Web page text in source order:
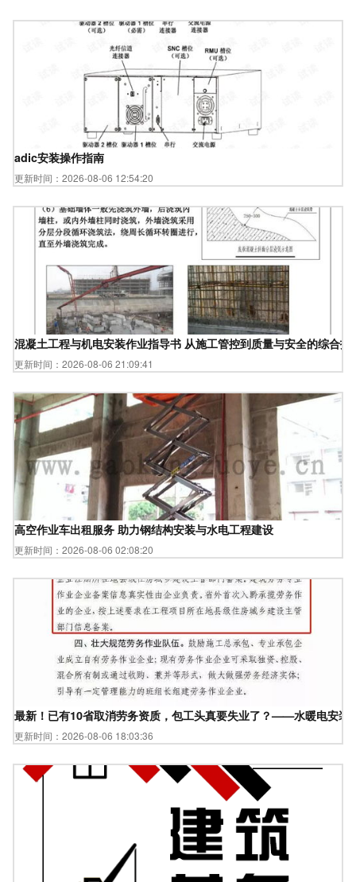
adic安装操作指南
更新时间：2026-08-06 12:54:20
混凝土工程与机电安装作业指导书 从施工管控到质量与安全的综合指
更新时间：2026-08-06 21:09:41
高空作业车出租服务 助力钢结构安装与水电工程建设
更新时间：2026-08-06 02:08:20
最新！已有10省取消劳务资质，包工头真要失业了？——水暖电安装
更新时间：2026-08-06 18:03:36